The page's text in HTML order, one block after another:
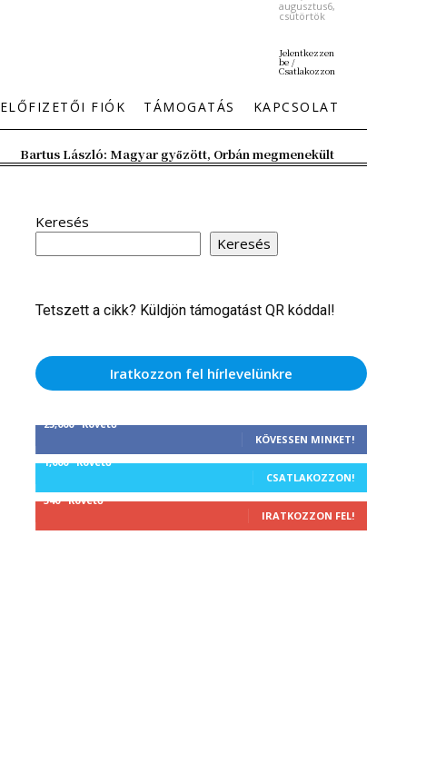
augusztus6,
csütörtök
Jelentkezzen
be /
Csatlakozzon
ELŐFIZETŐI FIÓK TÁMOGATÁS KAPCSOLAT
Bartus László: Magyar győzött, Orbán megmenekült
Keresés
Keresés
Tetszett a cikk? Küldjön támogatást QR kóddal!
Iratkozzon fel hírlevelünkre
25,000 Követő
KÖVESSEN MINKET!
1,000 Követő
CSATLAKOZZON!
340 Követő
IRATKOZZON FEL!